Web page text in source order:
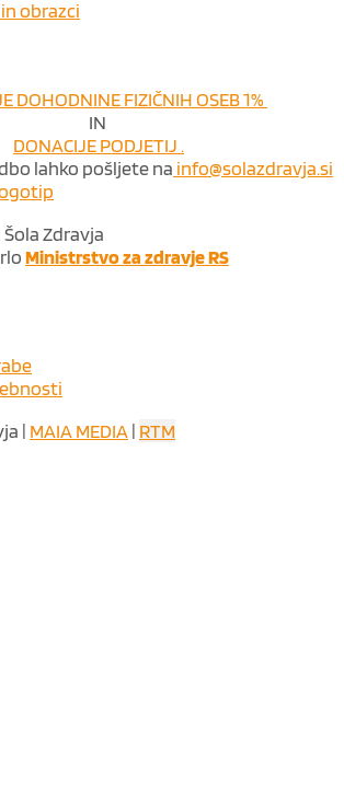
obrazci
DOHODNINE FIZIČNIH OSEB 1%
IN
DONACIJE PODJETIJ .
lahko pošljete na info@solazdravja.si
Zdravja
Ministrstvo za zdravje RS
| MAIA MEDIA| RTM